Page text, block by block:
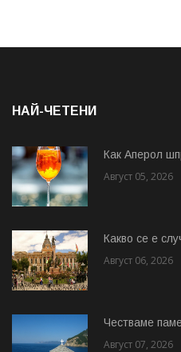
НАЙ-ЧЕТЕНИ
Как Аперол
Август 05, 2026
Какво се е
Август 06, 2026
Честваме
Август 07, 2026